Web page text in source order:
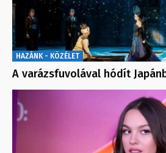
HAZÁNK - KÖZÉLET
A varázsfuvolával hódít